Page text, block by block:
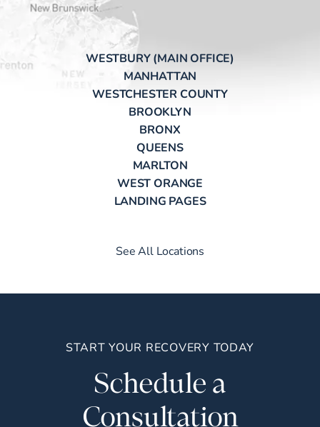
WESTBURY (MAIN OFFICE)
MANHATTAN
WESTCHESTER COUNTY
BROOKLYN
BRONX
QUEENS
MARLTON
WEST ORANGE
LANDING PAGES
See All Locations
START YOUR RECOVERY TODAY
Schedule a
Consultation